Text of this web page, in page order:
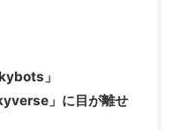
」
」に目が離せ